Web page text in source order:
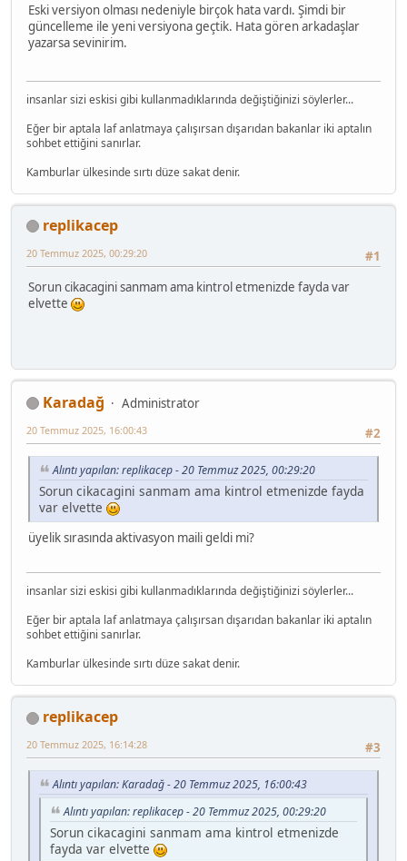
Eski versiyon olması nedeniyle birçok hata vardı. Şimdi bir
güncelleme ile yeni versiyona geçtik. Hata gören arkadaşlar
yazarsa sevinirim.
insanlar sizi eskisi gibi kullanmadıklarında değiştiğinizi söylerler...
Eğer bir aptala laf anlatmaya çalışırsan dışarıdan bakanlar iki aptalın
sohbet ettiğini sanırlar.
Kamburlar ülkesinde sırtı düze sakat denir.
replikacep
#1
20 Temmuz 2025, 00:29:20
Sorun cikacagini sanmam ama kintrol etmenizde fayda var
elvette
Karadağ
Administrator
#2
20 Temmuz 2025, 16:00:43
Alıntı yapılan: replikacep - 20 Temmuz 2025, 00:29:20
Sorun cikacagini sanmam ama kintrol etmenizde fayda
var elvette
üyelik sırasında aktivasyon maili geldi mi?
insanlar sizi eskisi gibi kullanmadıklarında değiştiğinizi söylerler...
Eğer bir aptala laf anlatmaya çalışırsan dışarıdan bakanlar iki aptalın
sohbet ettiğini sanırlar.
Kamburlar ülkesinde sırtı düze sakat denir.
replikacep
#3
20 Temmuz 2025, 16:14:28
Alıntı yapılan: Karadağ - 20 Temmuz 2025, 16:00:43
Alıntı yapılan: replikacep - 20 Temmuz 2025, 00:29:20
Sorun cikacagini sanmam ama kintrol etmenizde
fayda var elvette